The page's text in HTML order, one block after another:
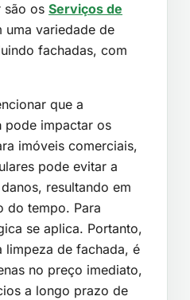
são os Serviços de
uma variedade de
fachadas, com
que a
pode impactar os
imóveis comerciais,
pode evitar a
resultando em
do tempo. Para
se aplica. Portanto,
limpeza de fachada, é
no preço imediato,
a longo prazo de